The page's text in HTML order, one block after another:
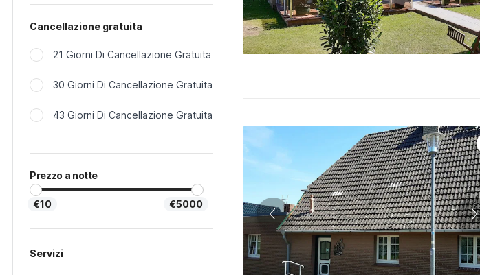
Cancellazione gratuita
21 Giorni Di Cancellazione Gratuita
30 Giorni Di Cancellazione Gratuita
43 Giorni Di Cancellazione Gratuita
Prezzo a notte
€10 €5000
Servizi